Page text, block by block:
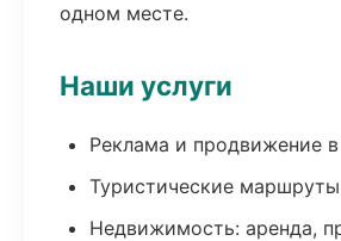
одном месте.
Наши услуги
Реклама и продвижение
Туристические
Недвижимость: аренда,